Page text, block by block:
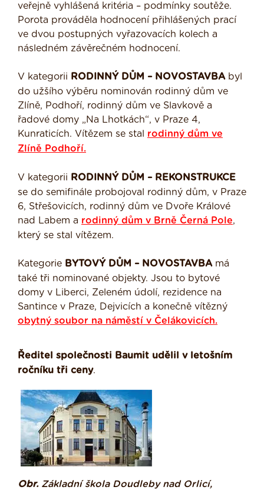
veřejně vyhlášená kritéria – podmínky soutěže.
Porota prováděla hodnocení přihlášených prací
ve dvou postupných vyřazovacích kolech a
následném závěrečném hodnocení.
V kategorii RODINNÝ DŮM – NOVOSTAVBAbyl
do užšího výběru nominován rodinný dům ve
Zlíně, Podhoří, rodinný dům ve Slavkově a
řadové domy „Na Lhotkách“, v Praze 4,
Kunraticích. Vítězem se stal rodinný dům ve
Zlíně Podhoří.
V kategorii RODINNÝ DŮM – REKONSTRUKCE
se do semifinále probojoval rodinný dům, v Praze
6, Střešovicích, rodinný dům ve Dvoře Králové
nad Labem a rodinný dům v Brně Černá Pole,
který se stal vítězem.
Kategorie BYTOVÝ DŮM – NOVOSTAVBAmá
také tři nominované objekty. Jsou to bytové
domy v Liberci, Zeleném údolí, rezidence na
Santince v Praze, Dejvicích a konečně vítězný
obytný soubor na náměstí v Čelákovicích.
Ředitel společnosti Baumit udělil v letošním
ročníku tři ceny.
Obr.Základní škola Doudleby nad Orlicí,